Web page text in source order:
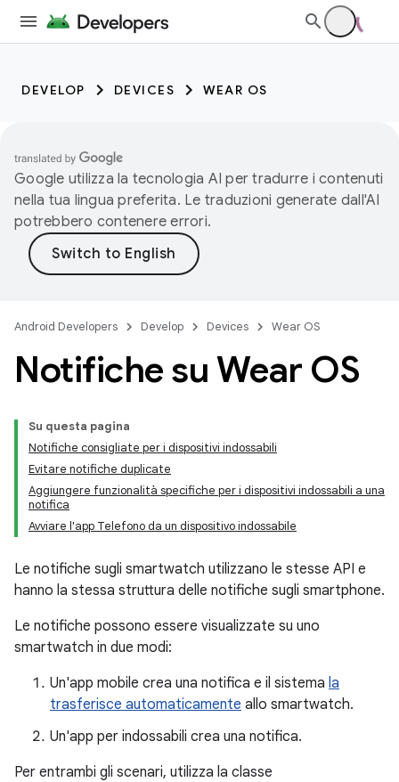
DEVELOP DEVICES WEAR OS
Google utilizza la tecnologia AI per tradurre i contenuti
nella tua lingua preferita. Le traduzioni generate dall'AI
potrebbero contenere errori.
Android Developers Develop Devices Wear OS
Notifiche su Wear OS
Su questa pagina
Notifiche consigliate per i dispositivi indossabili
Evitare notifiche duplicate
Aggiungere funzionalità specifiche per i dispositivi indossabili a una
notifica
Avviare l'app Telefono da un dispositivo indossabile
Le notifiche sugli smartwatch utilizzano le stesse API e
hanno la stessa struttura delle notifiche sugli smartphone.
Le notifiche possono essere visualizzate su uno
smartwatch in due modi:
Un'app mobile crea una notifica e il sistema la
trasferisce automaticamente allo smartwatch.
Un'app per indossabili crea una notifica.
Per entrambi gli scenari, utilizza la classe